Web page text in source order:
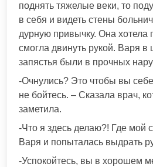
поднять тяжелые веки, то
в себя и видеть стены
дурную привычку. Она хотела
смогла двинуть рукой. Варя в
запястья были в прочных
-Очнулись? Это чтобы вы
не бойтесь. – Сказала врач,
заметила.
-Что я здесь делаю?! Где мой
Варя и попыталась выдрать
-Успокойтесь, вы в хорошем